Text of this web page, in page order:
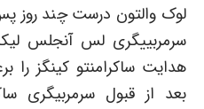
لوک والتون درست چند روز
سرمربییگری لس آنجلس
هدایت ساکرامنتو کینگز
بعد از قبول سرمربیگری